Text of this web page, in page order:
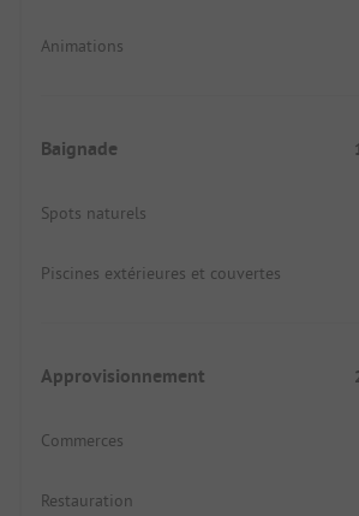
Animations
Baignade
Spots naturels
Piscines extérieures et couvertes
Approvisionnement
Commerces
Restauration